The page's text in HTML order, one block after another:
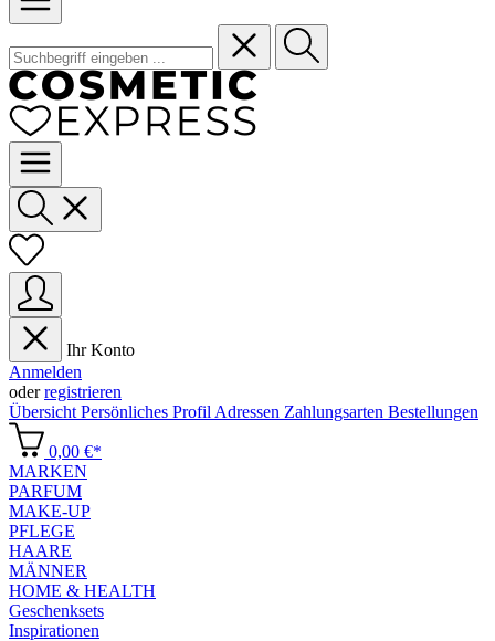
Ihr Konto
Anmelden
oderregistrieren
Übersicht Persönliches Profil Adressen Zahlungsarten Bestellungen
0,00 €*
MARKEN
PARFUM
MAKE-UP
PFLEGE
HAARE
MÄNNER
HOME & HEALTH
Geschenksets
Inspirationen